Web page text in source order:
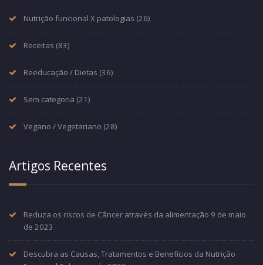
Nutrição funcional X patologias (26)
Receitas (83)
Reeducação / Dietas (36)
Sem categoria (21)
Vegano / Vegetariano (28)
Artigos Recentes
Reduza os riscos de Câncer através da alimentação 9 de maio
de 2023
Descubra as Causas, Tratamentos e Benefícios da Nutrição